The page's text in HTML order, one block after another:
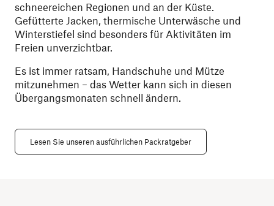
schneereichen Regionen und an der Küste.
Gefütterte Jacken, thermische Unterwäsche und
Winterstiefel sind besonders für Aktivitäten im
Freien unverzichtbar.
Es ist immer ratsam, Handschuhe und Mütze
mitzunehmen – das Wetter kann sich in diesen
Übergangsmonaten schnell ändern.
Lesen Sie unseren ausführlichen Packratgeber